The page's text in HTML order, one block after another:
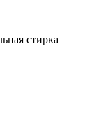
стирка